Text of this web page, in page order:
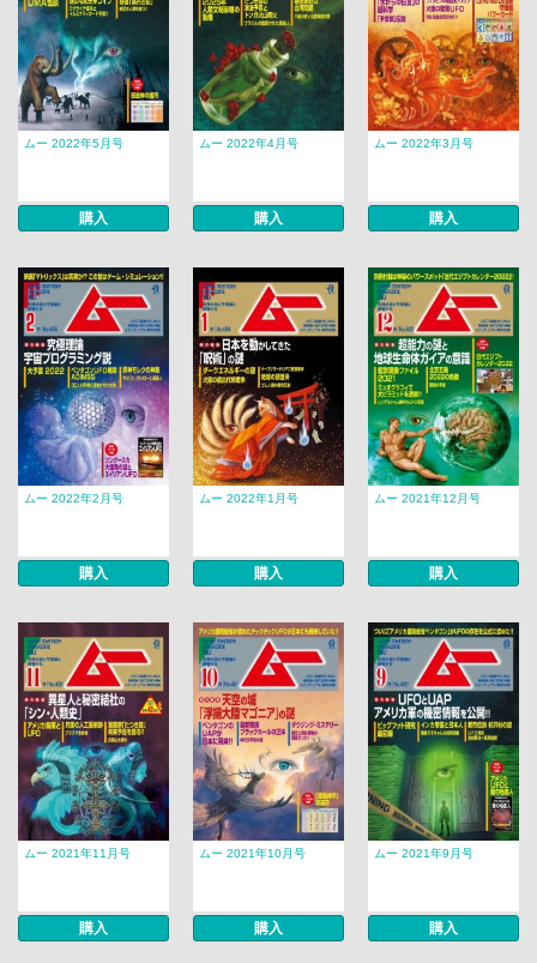
ムー 2022年5月号
購入
ムー 2022年4月号
購入
ムー 2022年3月号
購入
ムー 2022年2月号
購入
ムー 2022年1月号
購入
ムー 2021年12月号
購入
ムー 2021年11月号
購入
ムー 2021年10月号
購入
ムー 2021年9月号
購入